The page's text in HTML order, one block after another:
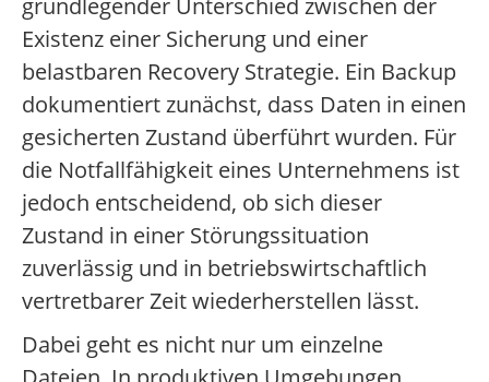
grundlegender Unterschied zwischen der
Existenz einer Sicherung und einer
belastbaren Recovery Strategie. Ein Backup
dokumentiert zunächst, dass Daten in einen
gesicherten Zustand überführt wurden. Für
die Notfallfähigkeit eines Unternehmens ist
jedoch entscheidend, ob sich dieser
Zustand in einer Störungssituation
zuverlässig und in betriebswirtschaftlich
vertretbarer Zeit wiederherstellen lässt.
Dabei geht es nicht nur um einzelne